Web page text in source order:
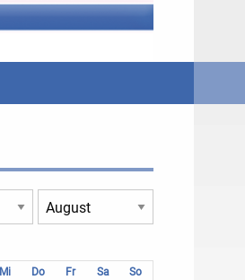
Mi Do Fr Sa
So